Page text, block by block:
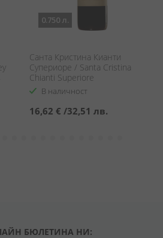
0.750 л.
Санта Кристина Кианти
Супериоре / Santa Cristina
Chianti Superiore
В наличност
16,62 € /32,51 лв.
БЮЛЕТИНА НИ: